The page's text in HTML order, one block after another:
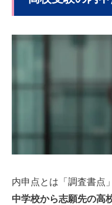
内申点とは「調査書点
中学校から志願先の高